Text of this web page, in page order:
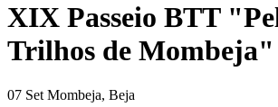
XIX Passeio BTT
Trilhos de Mombeja"
07 Set Mombeja, Beja